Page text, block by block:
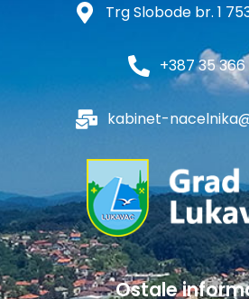
Trg Slobode br. 1
+387 35
kabinet-
Ostale